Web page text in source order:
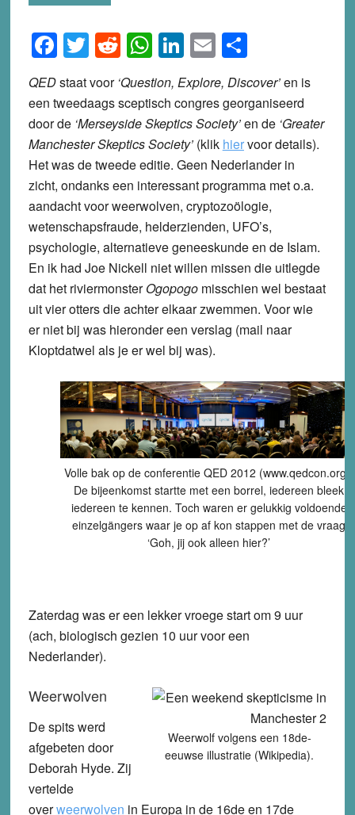
Facebook
Twitter
Reddit
WhatsApp
LinkedIn
EmailShare
QEDstaat voor ‘Question, Explore, Discover’en is
een tweedaags sceptisch congres georganiseerd
door de ‘Merseyside Skeptics Society’en de‘Greater
Manchester Skeptics Society’(klik hiervoor details).
Het was de tweede editie. Geen Nederlander in
zicht, ondanks een interessant programma met o.a.
aandacht voor weerwolven, cryptozoölogie,
wetenschapsfraude, helderzienden, UFO’s,
psychologie, alternatieve geneeskunde en de Islam.
En ik had Joe Nickell niet willen missen die uitlegde
dat het riviermonsterOgopogomisschien wel bestaat
uit vier otters die achter elkaar zwemmen. Voor wie
er niet bij was hieronder een verslag (mail naar
Kloptdatwel als je er wel bij was).
Volle bak op de conferentie QED 2012 (www.qedcon.org).
De bijeenkomst startte met een borrel, iedereen bleek
iedereen te kennen. Toch waren er gelukkig voldoende
einzelgängers waar je op af kon stappen met de vraag
‘Goh, jij ook alleen hier?’
Zaterdag was er een lekker vroege start om 9 uur
(ach, biologisch gezien 10 uur voor een
Nederlander).
Weerwolf volgens een 18de-
eeuwse illustratie (Wikipedia).
Weerwolven
De spits werd
afgebeten door
Deborah Hyde. Zij
vertelde
overweerwolven in Europa in de 16de en 17de